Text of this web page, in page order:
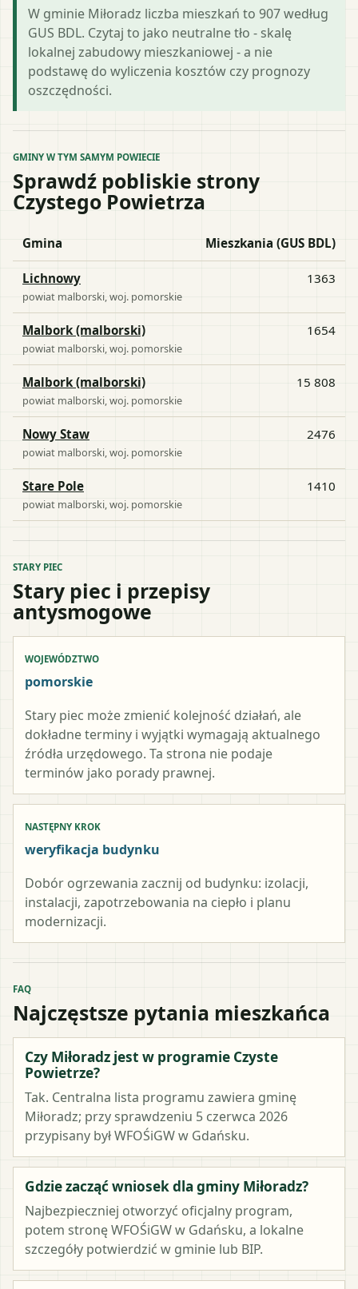
W gminie Miłoradz liczba mieszkań to 907 według
GUS BDL. Czytaj to jako neutralne tło - skalę
lokalnej zabudowy mieszkaniowej - a nie
podstawę do wyliczenia kosztów czy prognozy
oszczędności.
GMINY W TYM SAMYM POWIECIE
Sprawdź pobliskie strony
Czystego Powietrza
Gmina Mieszkania (GUS BDL)
Lichnowy
powiat malborski , woj. pomorskie
1363
Malbork (malborski)
powiat malborski , woj. pomorskie
1654
Malbork (malborski)
powiat malborski , woj. pomorskie
15 808
Nowy Staw
powiat malborski , woj. pomorskie
2476
Stare Pole
powiat malborski , woj. pomorskie
1410
STARY PIEC
Stary piec i przepisy
antysmogowe
WOJEWÓDZTWO
pomorskie
Stary piec może zmienić kolejność działań, ale
dokładne terminy i wyjątki wymagają aktualnego
źródła urzędowego. Ta strona nie podaje
terminów jako porady prawnej.
NASTĘPNY KROK
weryfikacja budynku
Dobór ogrzewania zacznij od budynku: izolacji,
instalacji, zapotrzebowania na ciepło i planu
modernizacji.
FAQ
Najczęstsze pytania mieszkańca
Czy Miłoradz jest w programie Czyste
Powietrze?
Tak. Centralna lista programu zawiera gminę
Miłoradz; przy sprawdzeniu 5 czerwca 2026
przypisany był WFOŚiGW w Gdańsku.
Gdzie zacząć wniosek dla gminy Miłoradz?
Najbezpieczniej otworzyć oficjalny program,
potem stronę WFOŚiGW w Gdańsku, a lokalne
szczegóły potwierdzić w gminie lub BIP.